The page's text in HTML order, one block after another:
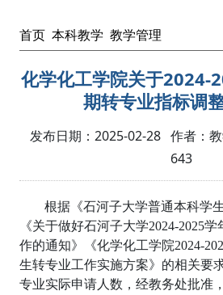
首页 本科教学 教学管理
化学化工学院关于2024-
期转专业指标调
发布日期：2025-02-28 作者：
643
根据《石河子大学普通本科学
《关于做好石河子大学2024-2025
作的通知》《化学化工学院2024-
生转专业工作实施方案》的相关要
专业实际申请人数，经教务处批准